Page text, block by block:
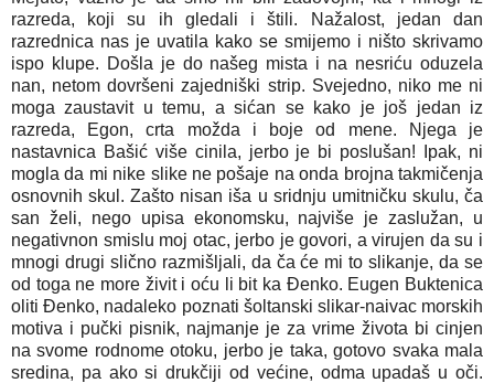
razreda, koji su ih gledali i štili. Nažalost, jedan dan
razrednica nas je uvatila kako se smijemo i ništo skrivamo
ispo klupe. Došla je do našeg mista i na nesriću oduzela
nan, netom dovršeni zajedniški strip. Svejedno, niko me ni
moga zaustavit u temu, a sićan se kako je još jedan iz
razreda, Egon, crta možda i boje od mene. Njega je
nastavnica Bašić više cinila, jerbo je bi poslušan! Ipak, ni
mogla da mi nike slike ne pošaje na onda brojna takmičenja
osnovnih skul. Zašto nisan iša u sridnju umitničku skulu, ča
san želi, nego upisa ekonomsku, najviše je zaslužan, u
negativnon smislu moj otac, jerbo je govori, a virujen da su i
mnogi drugi slično razmišljali, da ča će mi to slikanje, da se
od toga ne more živit i oću li bit ka Đenko. Eugen Buktenica
oliti Đenko, nadaleko poznati šoltanski slikar-naivac morskih
motiva i pučki pisnik, najmanje je za vrime života bi cinjen
na svome rodnome otoku, jerbo je taka, gotovo svaka mala
sredina, pa ako si drukčiji od većine, odma upadaš u oči.